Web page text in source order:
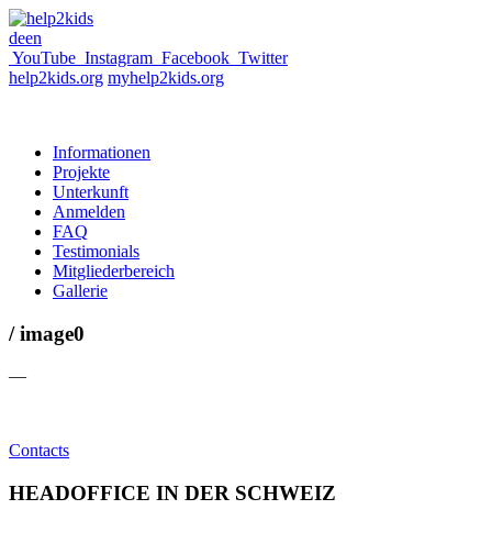
deen
YouTube Instagram Facebook Twitter
help2kids.org myhelp2kids.org
Informationen
Projekte
Unterkunft
Anmelden
FAQ
Testimonials
Mitgliederbereich
Gallerie
/ image0
—
Contacts
HEADOFFICE IN DER SCHWEIZ